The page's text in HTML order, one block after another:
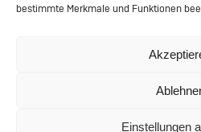
bestimmte Merkmale und Funktionen
Einstellungen
Allgemeine
© 2024 Performing Databases